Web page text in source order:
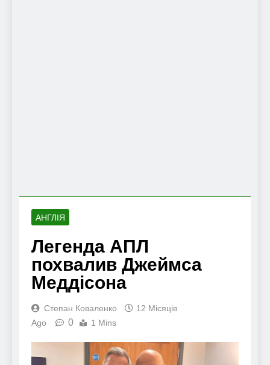
АНГЛІЯ
Легенда АПЛ
похвалив Джеймса
Меддісона
Степан Коваленко
12 Місяців
Ago
0 1 Mins